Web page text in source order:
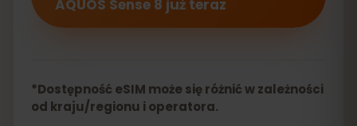
AQUOS Sense 8 już teraz
*Dostępność eSIM może się różnić w zależności
od kraju/regionu i operatora.